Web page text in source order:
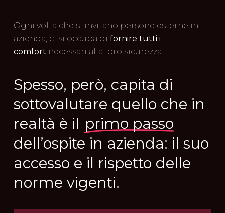
Ogni volta che si invitano persone esterne in
azienda, ci si occupa di fornire tutti i
comfort necessari alla loro sicurezza.
Spesso, però, capita di
sottovalutare quello che in
realtà è il primo passo
dell’ospite in azienda: il suo
accesso e il rispetto delle
norme vigenti.